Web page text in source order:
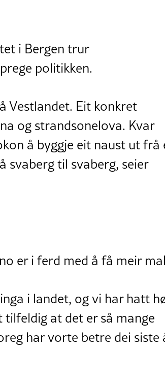
i Bergen trur
politikken.
Vestlandet. Eit konkret
og strandsonelova. Kvar
å byggje eit naust ut frå
svaberg til svaberg, seier
er i ferd med å få meir
i landet, og vi har hatt
at det er så mange
har vorte betre dei siste